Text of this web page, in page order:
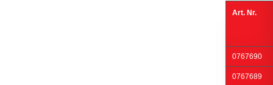
Art. Nr.
0767690
0767689